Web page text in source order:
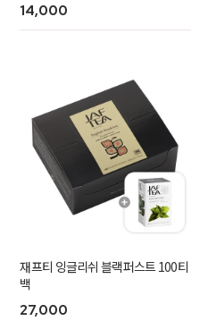
14,000
재프티 잉글리쉬 블랙퍼스트 100티
백
27,000